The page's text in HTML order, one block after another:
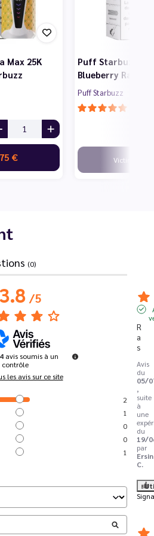
Max 25K
€
Puff Starbuzz
Blueberry
Puff Starbuzz
Victime de
(0)
3.8/5
4 avis soumis à un
contrôle
les avis sur ce site
2
1
0
0
1
R
a
s
Avis
du
05/
,
suite
à
une
du
19/
par
Ersin
C.